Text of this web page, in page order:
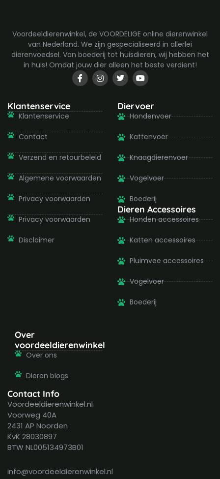
Voordeeldierenwinkel, de VOORDELIGE online dierenwinkel
van Nederland. We zijn gespecialiseerd in allerlei
dierenvoedsel. Van boederij tot huisdieren, wij hebben het
in huis! Omdat jouw dier alleen het beste verdient!
F
a
c
o
I
n
s
g
T
w
i
t
e
r
Y
o
u
u
b
e
Klantenservice
Klantenservice
Contact
Verzend en retourbeleid
Algemene voorwaarden
Privacy voorwaarden
Privacy voorwaarden
Disclaimer
Diervoer
Hondenvoer
Kattenvoer
Knaagdierenvoer
Vogelvoer
Boederij
Dieren Accessoires
Honden accessoires
Katten accessoires
Pluimvee accessoires
Vogelvoer
Boederij
Over
voordeeldierenwinkel
Over ons
Dieren blogs
Contact Info
Voordeeldierenwinkel.nl
Voorweg 40A
2431 AP Noorden
KvK 28030897
BTW NL005134973B01
info@voordeeldierenwinkel.nl